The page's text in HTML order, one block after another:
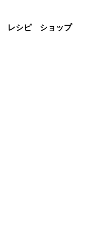
レシピ ショップ